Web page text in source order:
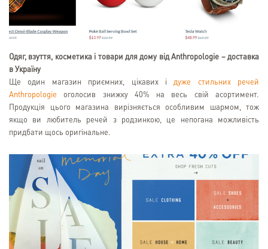
Одяг, взуття, косметика і товари для дому від Anthropologie – доставка
в Україну
Ще один магазин приємних, цікавих ідуже стильних речей
Anthropologie оголосив знижку 40% на весь свій асортимент.
Продукція цього магазина вирізняється особливим шармом, тож
якщо ви любитель речей з родзинкою, це непогана можливість
придбати щось оригінальне.